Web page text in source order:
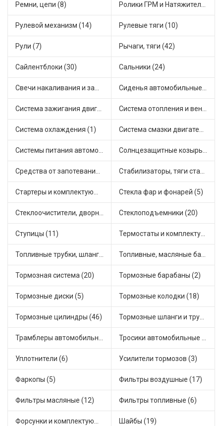
Ремни, цепи (8) Ролики ГРМ и Натяжители (17)
Рулевой механизм (14) Рулевые тяги (10)
Рули (7) Рычаги, тяги (42)
Сайлентблоки (30) Сальники (24)
Свечи накаливания и зажигания (31) Сиденья автомобильные (1)
Система зажигания двигателя (3) Система отопления и вентиляции (17)
Система охлаждения (1) Система смазки двигателя (17)
Системы питания автомобиля (21) Солнцезащитные козырьки для салона автомобиля (3)
Средства от запотевания и размораживатели стекла (1) Стабилизаторы, тяги стабилизатора, стойки стабилиз (3)
Стартеры и комплектующие (38) Стекла фар и фонарей (5)
Стеклоочистители, дворники (1) Стеклоподъемники (20)
Ступицы (11) Термостаты и комплектующие системы охлаждения (55)
Топливные трубки, шланги, магистрали и рампы (3) Топливные, масляные баки (1)
Тормозная система (20) Тормозные барабаны (2)
Тормозные диски (5) Тормозные колодки (18)
Тормозные цилиндры (46) Тормозные шланги и трубки (5)
Трамблеры автомобильные (40) Тросики автомобильные (23)
Уплотнители (6) Усилители тормозов (3)
Фаркопы (5) Фильтры воздушные (17)
Фильтры масляные (12) Фильтры топливные (6)
Форсунки и комплектующие (1) Шайбы (19)